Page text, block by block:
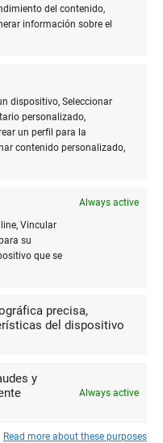
del contenido,
información sobre el
dispositivo, Seleccionar
personalizado,
un perfil para la
contenido personalizado,
Always active
Vincular
su
que se
precisa,
del dispositivo
y
Always active
Read more about these purposes
mantener el orden es
permiten la
y otros contenedores.
ahorra tiempo, sino
la
que se adapten
técnicas como la
disponer de material